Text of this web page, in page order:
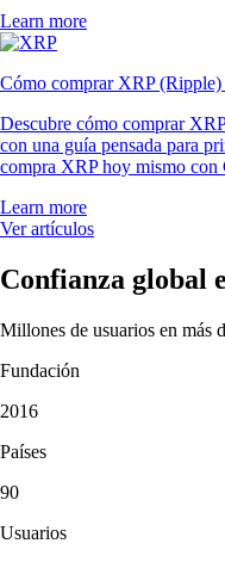
Learn more
Cómo comprar XRP (Ripple)
Descubre cómo comprar
con una guía pensada para
compra XRP hoy mismo con
Learn more
Ver artículos
Confianza global
Millones de usuarios en más
Fundación
2016
Países
90
Usuarios